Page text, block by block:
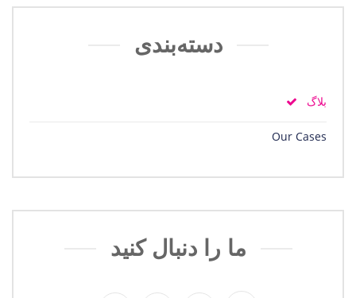
دسته‌بندی
بلاگ
Our Cases
ما را دنبال کنید